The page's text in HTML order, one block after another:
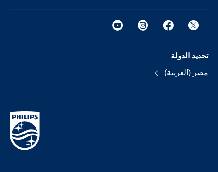
تحديد الدولة
مصر (العربية)